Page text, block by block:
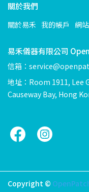
關於我們
關於易禾 我的帳戶 網
易禾儀器有限公司
信箱：
地址：Room 1911, Lee
Causeway Bay, Hong
Copyright ©